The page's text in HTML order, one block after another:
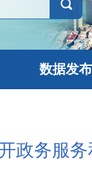
数据发布
政务服